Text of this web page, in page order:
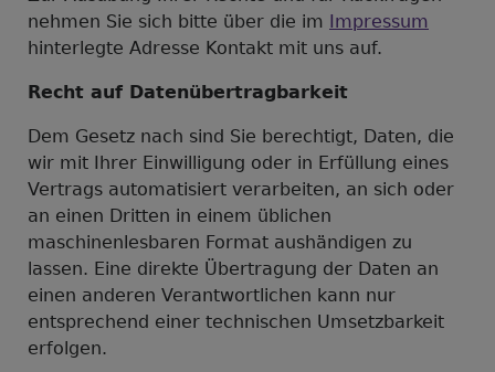
nehmen Sie sich bitte über die im
Impressum
hinterlegte Adresse Kontakt mit uns auf.
Recht auf Datenübertragbarkeit
Dem Gesetz nach sind Sie berechtigt, Daten, die
wir mit Ihrer Einwilligung oder in Erfüllung eines
Vertrags automatisiert verarbeiten, an sich oder
an einen Dritten in einem üblichen
maschinenlesbaren Format aushändigen zu
lassen. Eine direkte Übertragung der Daten an
einen anderen Verantwortlichen kann nur
entsprechend einer technischen Umsetzbarkeit
erfolgen.